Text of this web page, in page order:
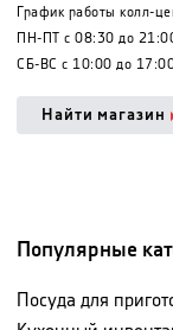
График работы колл-
ПН-ПТ с 08:30 до
СБ-ВС с 10:00 до
Найти магазин
Популярные
Посуда для